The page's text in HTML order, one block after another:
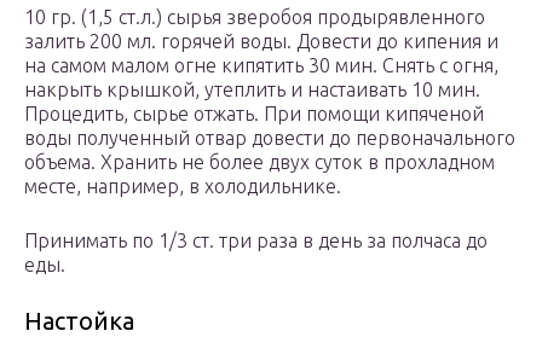
10 гр. (1,5 ст.л.) сырья зверобоя продырявленного
залить 200 мл. горячей воды. Довести до кипения и
на самом малом огне кипятить 30 мин. Снять с огня,
накрыть крышкой, утеплить и настаивать 10 мин.
Процедить, сырье отжать. При помощи кипяченой
воды полученный отвар довести до первоначального
объема. Хранить не более двух суток в прохладном
месте, например, в холодильнике.
Принимать по 1/3 ст. три раза в день за полчаса до
еды.
Настойка